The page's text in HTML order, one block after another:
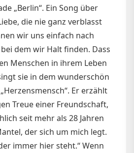
„Berlin“. Ein Song über
die nie ganz verblasst
wir uns einfach nach
dem wir Halt ﬁnden. Dass
Menschen in ihrem Leben
sie in dem wunderschön
Er erzählt
Treue einer Freundschaft,
seit mehr als 28 Jahren
der sich um mich legt.
immer hier steht.“ Wenn